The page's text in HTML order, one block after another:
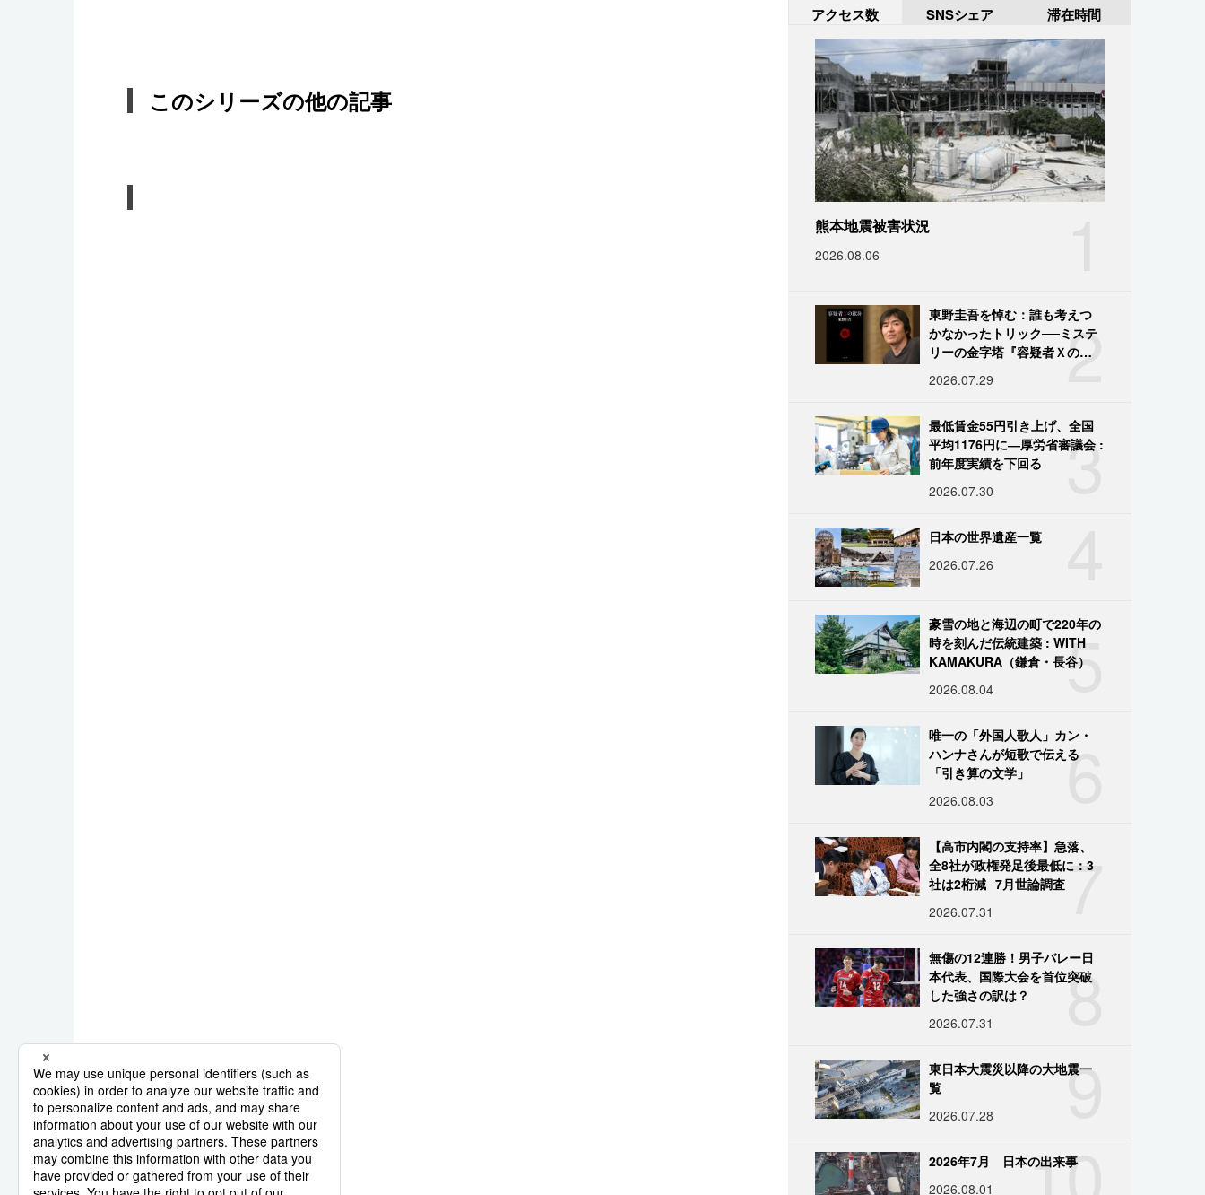
このシリーズの他の記事
アクセス数 SNSシェア 滞在時間
熊本地震被害状況
2026.08.06
2
東野圭吾を悼む：誰も考えつ
かなかったトリック──ミステ
リーの金字塔『容疑者Ｘの献
2026.07.29
3
最低賃金55円引き上げ、全国
平均1176円に―厚労省審議会 :
前年度実績を下回る
2026.07.30
日本の世界遺産一覧
2026.07.26
5
豪雪の地と海辺の町で220年の
時を刻んだ伝統建築 : WITH
KAMAKURA（鎌倉・長谷）
2026.08.04
6
唯一の「外国人歌人」カン・
ハンナさんが短歌で伝える
「引き算の文学」
2026.08.03
7
【高市内閣の支持率】急落、
全8社が政権発足後最低に：3
社は2桁減─7月世論調査
2026.07.31
8
無傷の12連勝！男子バレー日
本代表、国際大会を首位突破
した強さの訳は？
2026.07.31
9
東日本大震災以降の大地震一
覧
2026.07.28
10
2026年7月 日本の出来事
2026.08.01